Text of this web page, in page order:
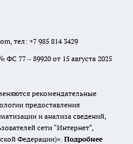
, тел: +7 985 814 3429
77 – 89920 от 15 августа 2025
рекомендательные
предоставления
и анализа сведений,
сети "Интернет",
Федерации)». Подробнее